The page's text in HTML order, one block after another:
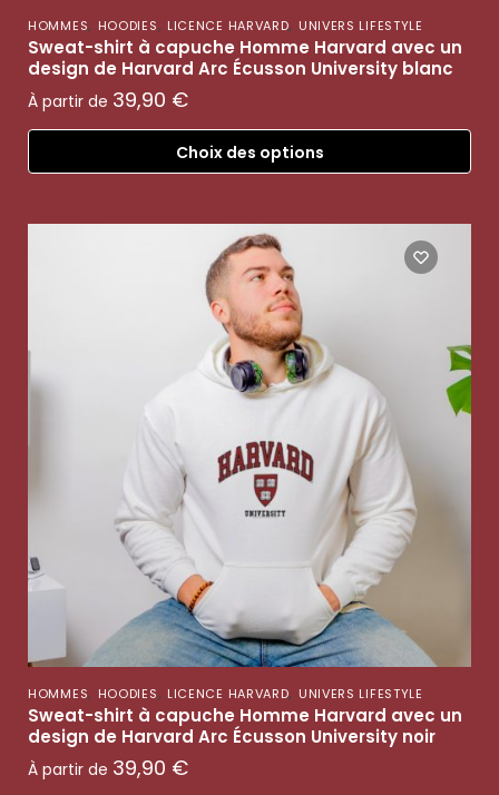
HOMMES, HOODIES, LICENCE HARVARD, UNIVERS LIFESTYLE
Sweat-shirt à capuche Homme Harvard avec un
design de Harvard Arc Écusson University blanc
À partir de 39,90 €
Choix des options
HOMMES, HOODIES, LICENCE HARVARD, UNIVERS LIFESTYLE
Sweat-shirt à capuche Homme Harvard avec un
design de Harvard Arc Écusson University noir
À partir de 39,90 €